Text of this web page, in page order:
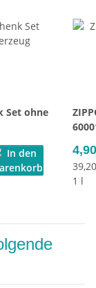
Set ohne
1 l